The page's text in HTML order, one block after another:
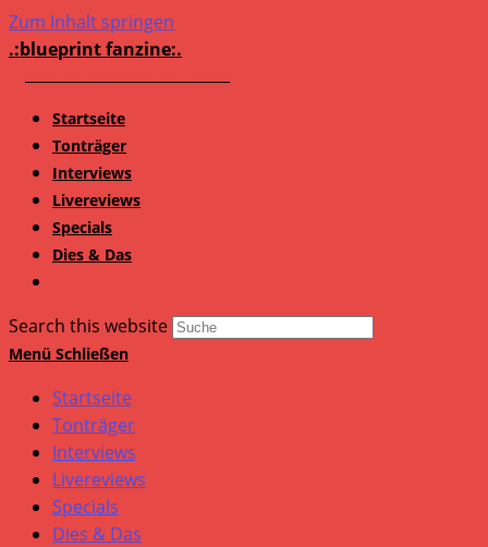
Zum Inhalt springen
.:blueprint fanzine:.
Startseite
Tonträger
Interviews
Livereviews
Specials
Dies & Das
Search this website
Menü Schließen
Startseite
Tonträger
Interviews
Livereviews
Specials
Dies & Das